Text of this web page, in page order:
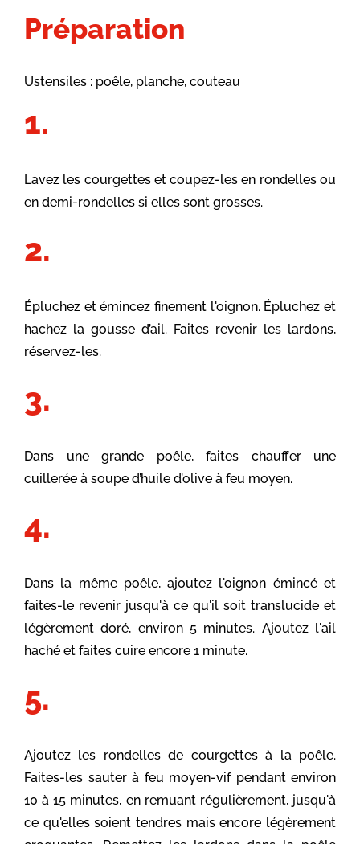
Préparation
Ustensiles : poêle, planche, couteau
Lavez les courgettes et coupez-les en rondelles ou
en demi-rondelles si elles sont grosses.
Épluchez et émincez finement l'oignon. Épluchez et
hachez la gousse d’ail. Faites revenir les lardons,
réservez-les.
Dans une grande poêle, faites chauffer une
cuillerée à soupe d’huile d’olive à feu moyen.
Dans la même poêle, ajoutez l'oignon émincé et
faites-le revenir jusqu'à ce qu'il soit translucide et
légèrement doré, environ 5 minutes. Ajoutez l'ail
haché et faites cuire encore 1 minute.
Ajoutez les rondelles de courgettes à la poêle.
Faites-les sauter à feu moyen-vif pendant environ
10 à 15 minutes, en remuant régulièrement, jusqu'à
ce qu'elles soient tendres mais encore légèrement